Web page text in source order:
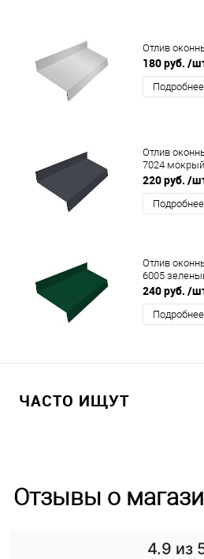
Отлив
180 руб. /
Подробнее
Отлив
7024
220 руб. /
Подробнее
Отлив
6005
240 руб. /
Подробнее
ЧАСТО ИЩУТ
Отзывы о
4.9 из